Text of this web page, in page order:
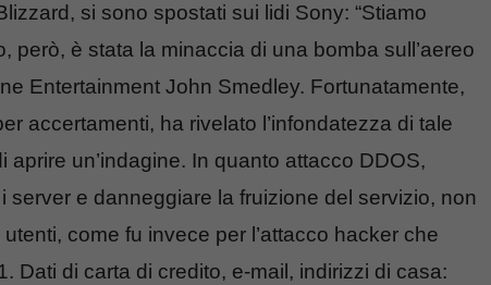
si sono spostati sui lidi Sony: “Stiamo
però, è stata la minaccia di una bomba sull’aereo
Entertainment John Smedley. Fortunatamente,
accertamenti, ha rivelato l’infondatezza di tale
un’indagine. In quanto attacco DDOS,
e danneggiare la fruizione del servizio, non
come fu invece per l’attacco hacker che
Dati di carta di credito, e-mail, indirizzi di casa: